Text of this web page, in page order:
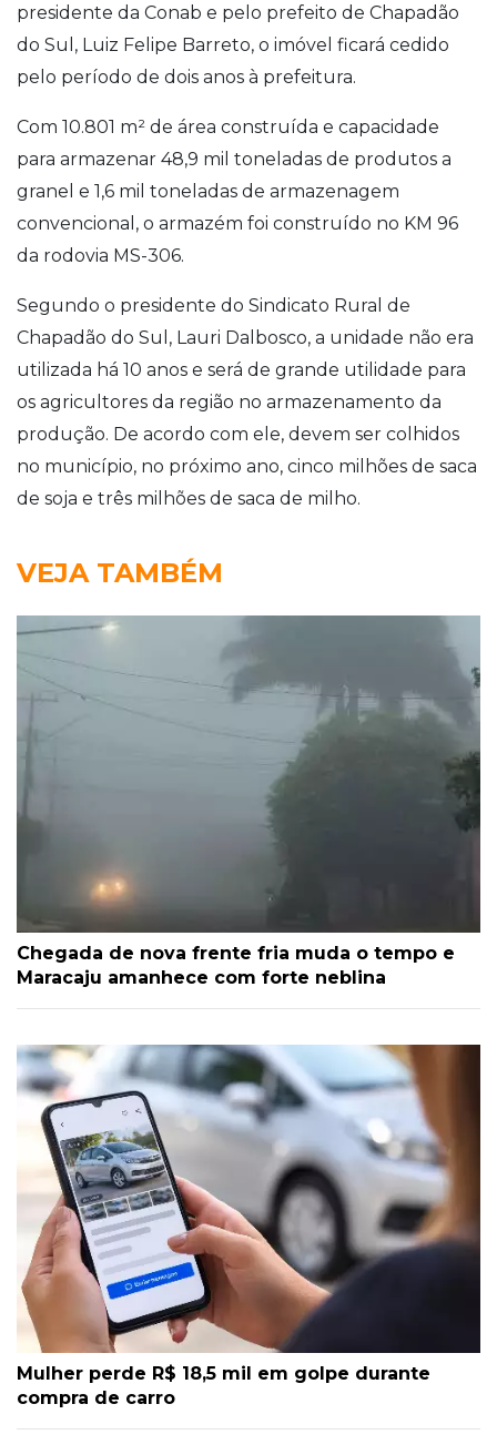
presidente da Conab e pelo prefeito de Chapadão
do Sul, Luiz Felipe Barreto, o imóvel ficará cedido
pelo período de dois anos à prefeitura.
Com 10.801 m² de área construída e capacidade
para armazenar 48,9 mil toneladas de produtos a
granel e 1,6 mil toneladas de armazenagem
convencional, o armazém foi construído no KM 96
da rodovia MS-306.
Segundo o presidente do Sindicato Rural de
Chapadão do Sul, Lauri Dalbosco, a unidade não era
utilizada há 10 anos e será de grande utilidade para
os agricultores da região no armazenamento da
produção. De acordo com ele, devem ser colhidos
no município, no próximo ano, cinco milhões de saca
de soja e três milhões de saca de milho.
VEJA TAMBÉM
Chegada de nova frente fria muda o tempo e
Maracaju amanhece com forte neblina
Mulher perde R$ 18,5 mil em golpe durante
compra de carro